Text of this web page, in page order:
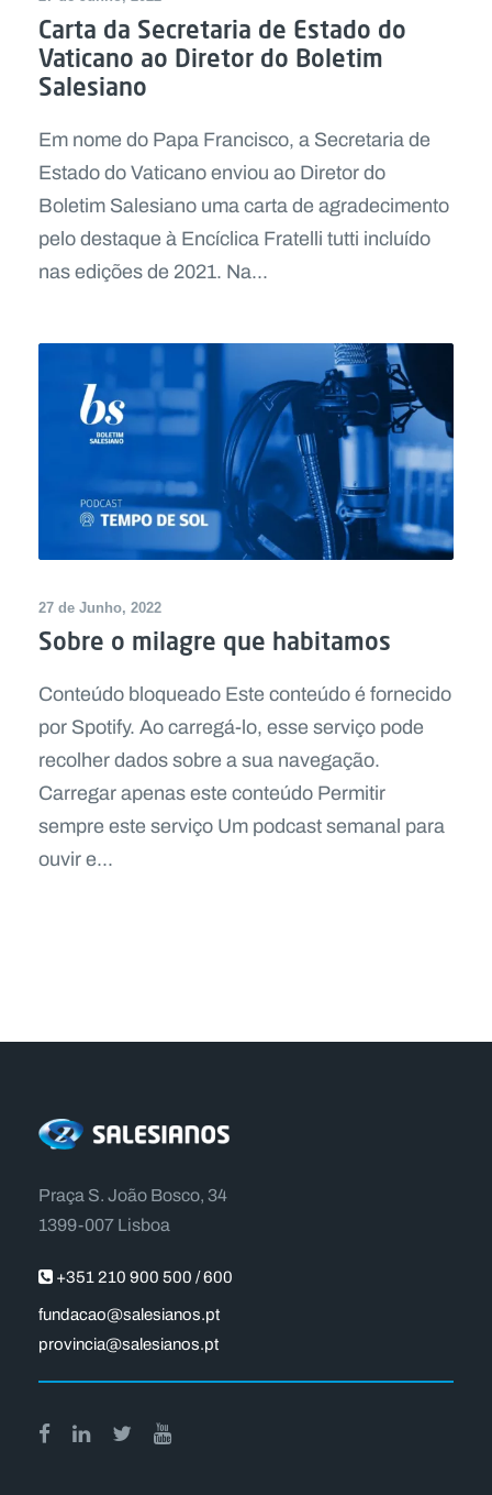
Carta da Secretaria de Estado do
Vaticano ao Diretor do Boletim
Salesiano
Em nome do Papa Francisco, a Secretaria de
Estado do Vaticano enviou ao Diretor do
Boletim Salesiano uma carta de agradecimento
pelo destaque à Encíclica Fratelli tutti incluído
nas edições de 2021. Na...
27 de Junho, 2022
Sobre o milagre que habitamos
Conteúdo bloqueado Este conteúdo é fornecido
por Spotify. Ao carregá-lo, esse serviço pode
recolher dados sobre a sua navegação.
Carregar apenas este conteúdo Permitir
sempre este serviço Um podcast semanal para
ouvir e...
Praça S. João Bosco, 34
1399-007 Lisboa
+351 210 900 500 / 600
fundacao@salesianos.pt
provincia@salesianos.pt